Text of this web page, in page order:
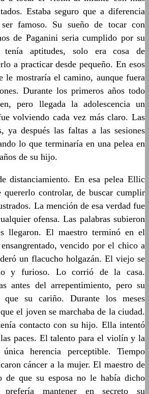
Estaba seguro que a diferencia
famoso. Su sueño de tocar con
de Paganini seria cumplido por su
aptitudes, solo era cosa de
a practicar desde pequeño. En esos
le mostraría el camino, aunque fuera
Durante los primeros años todo
pero llegada la adolescencia un
volviendo cada vez más claro. Las
ya después las faltas a las sesiones
lo que terminaría en una pelea en
de su hijo.
distanciamiento. En esa pelea Ellic
quererlo controlar, de buscar cumplir
La mención de esa verdad fue
ofensa. Las palabras subieron
llegaron. El maestro terminó en el
vencido por el chico a
un flacucho holgazán. El viejo se
y furioso. Lo corrió de la casa.
antes del arrepentimiento, pero su
su cariño. Durante los meses
el joven se marchaba de la ciudad.
contacto con su hijo. Ella intentó
paces. El talento para el violín y la
herencia perceptible. Tiempo
cáncer a la mujer. El maestro de
de que su esposa no le había dicho
mantener en secreto su